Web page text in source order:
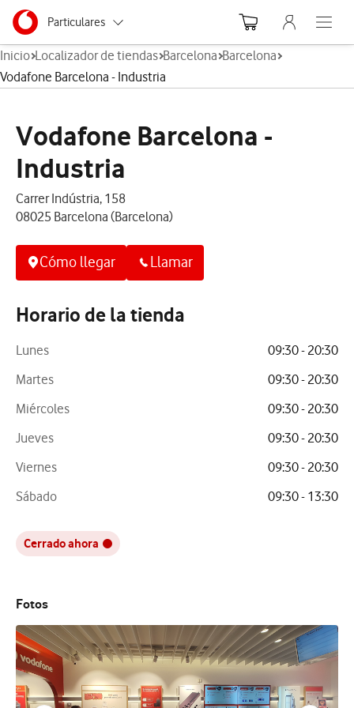
Ir a la pagina principal de vodafone.es
Menu navegación Segmento
Particulares
Autónomos
Grandes empresas
Menu
Abre el
Inicio Localizador de tiendas Barcelona Barcelona
Vodafone Barcelona - Industria
Vodafone Barcelona -
Industria
Carrer Indústria, 158
08025 Barcelona (Barcelona)
Cómo llegar Llamar
Horario de la tienda
Lunes
09:30 - 20:30
Martes
09:30 - 20:30
Miércoles
09:30 - 20:30
Jueves
09:30 - 20:30
Viernes
09:30 - 20:30
Sábado
09:30 - 13:30
Cerrado ahora
Fotos